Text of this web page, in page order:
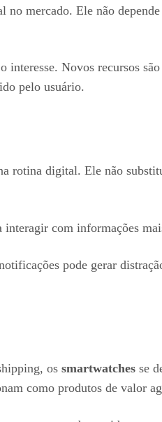
mercado. Ele não
Novos recursos
pelo usuário.
rotina digital. Ele não
com informações
pode gerar
os smartwatches se
como produtos de valor